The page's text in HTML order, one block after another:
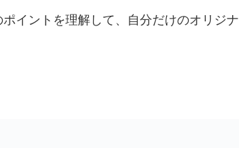
イントを理解して、自分だけのオリジ